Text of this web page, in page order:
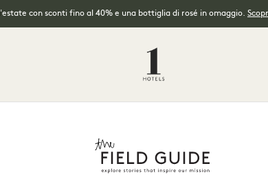
con sconti fino al 40% e una bottiglia di rosé in omaggio.